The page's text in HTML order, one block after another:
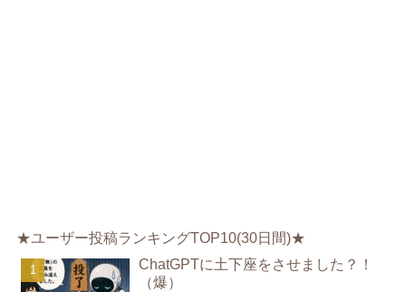
★ユーザー投稿ランキングTOP10(30日間)★
ChatGPTに土下座をさせました？！
（爆）